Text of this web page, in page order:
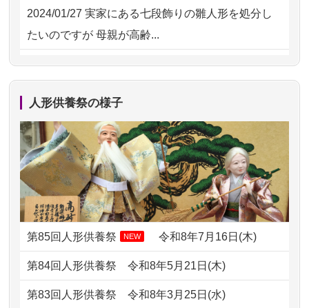
2026/07/15 お客様の声を読み、丁寧に供養してい
ただけそう...
2026/07/11思い出のある人形達を、ちゃんと供養
したく、花...
2026/07/10家から近かったので。
2026/07/08誰も住んでいない実家の片付けを始め
ました。 ...
2026/07/069年間自由が丘店を見守ってくれてあり
がとう。
2026/07/05 しっかりとお人形たちの供養をしてい
2024/01/27 実家にある七段飾りの雛人形を処分し
たいのですが 母親が高齢...
2024/01/13剥製の供養・処分をお願いできます
ですが？
2024/01/13お雛様のセットを供養・処分したいの
ですが、お雛様とお内裏様だ...
2024/01/13供養申込みの後、供養祭までお人形は
どうなってるのですか？
2024/01/13会社のようですが、きちんと供養して
人形供養祭の様子
第85回人形供養祭 NEW 令和8年7月16日(木)
第84回人形供養祭令和8年5月21日(木)
第83回人形供養祭令和8年3月25日(水)